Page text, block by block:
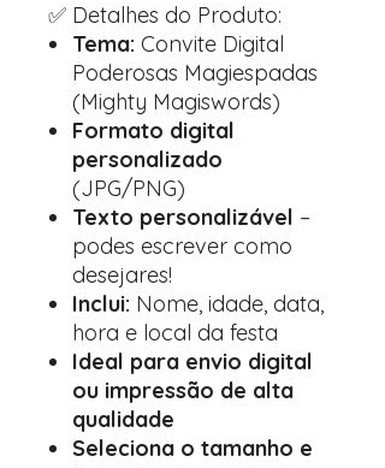
✅ Detalhes do Produto:
Tema: Convite Digital
Poderosas Magiespadas
(Mighty Magiswords)
Formato digital
personalizado
(JPG/PNG)
Texto personalizável –
podes escrever como
desejares!
Inclui: Nome, idade, data,
hora e local da festa
Ideal para envio digital
ou impressão de alta
qualidade
Seleciona o tamanho e